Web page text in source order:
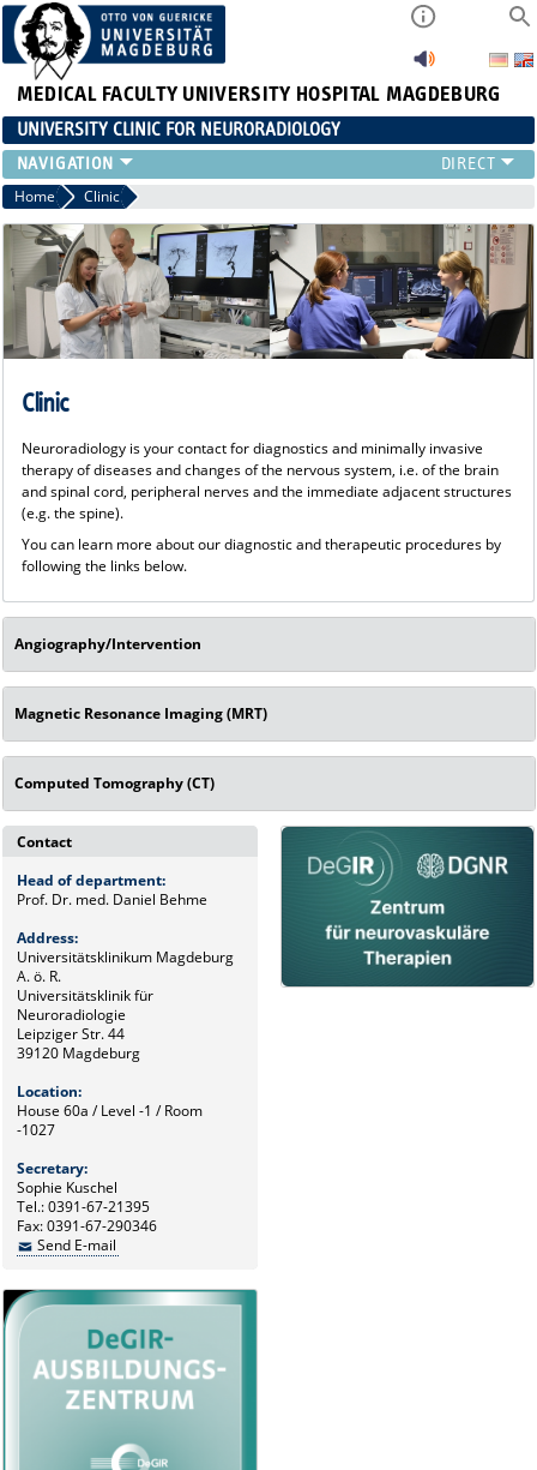
MEDICAL FACULTY UNIVERSITY HOSPITAL MAGDEBURG
UNIVERSITY CLINIC FOR NEURORADIOLOGY
CLINIC
NEUVANET SAN
REFERRING PHYSICIANS/PATIENTS
TEAM
RESEARCH
TEACHING
Home Clinic
Clinic
Neuroradiology is your contact for diagnostics and minimally invasive
therapy of diseases and changes of the nervous system, i.e. of the brain
and spinal cord, peripheral nerves and the immediate adjacent structures
(e.g. the spine).
You can learn more about our diagnostic and therapeutic procedures by
following the links below.
Angiography/Intervention
Magnetic Resonance Imaging (MRT)
Computed Tomography (CT)
Contact
Head of department:
Prof. Dr. med. Daniel Behme
Address:
Universitätsklinikum Magdeburg
A. ö. R.
Universitätsklinik für
Neuroradiologie
Leipziger Str. 44
39120 Magdeburg
Location:
House 60a / Level -1 / Room
-1027
Secretary:
Sophie Kuschel
Tel.: 0391-67-21395
Fax: 0391-67-290346
Send E-mail